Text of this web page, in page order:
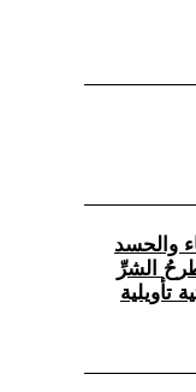
والحسد
يصبح طرحُ الشرِّ
تأويلية